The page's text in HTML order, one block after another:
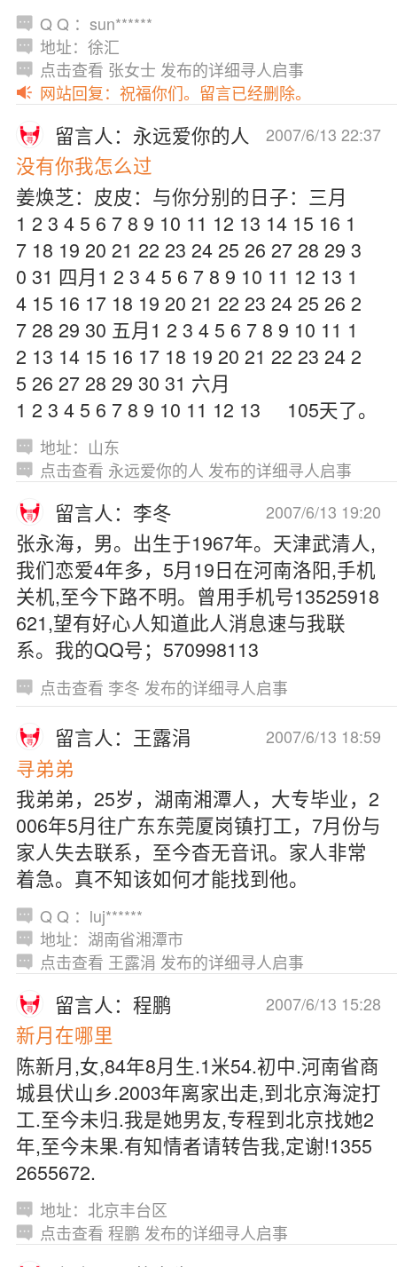
Q Q ：sun******
地址：徐汇
点击查看 张女士 发布的详细寻人启事
网站回复：祝福你们。留言已经删除。
2007/6/13 22:37
留言人：永远爱你的人
没有你我怎么过
姜焕芝：皮皮：与你分别的日子：三月
1 2 3 4 5 6 7 8 9 10 11 12 13 14 15 16 1
7 18 19 20 21 22 23 24 25 26 27 28 29 3
0 31 四月1 2 3 4 5 6 7 8 9 10 11 12 13 1
4 15 16 17 18 19 20 21 22 23 24 25 26 2
7 28 29 30 五月1 2 3 4 5 6 7 8 9 10 11 1
2 13 14 15 16 17 18 19 20 21 22 23 24 2
5 26 27 28 29 30 31 六月
1 2 3 4 5 6 7 8 9 10 11 12 13 105天了。
地址：山东
点击查看 永远爱你的人 发布的详细寻人启事
2007/6/13 19:20
留言人：李冬
张永海，男。出生于1967年。天津武清人,
我们恋爱4年多，5月19日在河南洛阳,手机
关机,至今下路不明。曾用手机号13525918
621,望有好心人知道此人消息速与我联
系。我的QQ号；570998113
点击查看 李冬 发布的详细寻人启事
2007/6/13 18:59
留言人：王露涓
寻弟弟
我弟弟，25岁，湖南湘潭人，大专毕业，2
006年5月往广东东莞厦岗镇打工，7月份与
家人失去联系，至今杳无音讯。家人非常
着急。真不知该如何才能找到他。
Q Q ：luj******
地址：湖南省湘潭市
点击查看 王露涓 发布的详细寻人启事
2007/6/13 15:28
留言人：程鹏
新月在哪里
陈新月,女,84年8月生.1米54.初中.河南省商
城县伏山乡.2003年离家出走,到北京海淀打
工.至今未归.我是她男友,专程到北京找她2
年,至今未果.有知情者请转告我,定谢!1355
2655672.
地址：北京丰台区
点击查看 程鹏 发布的详细寻人启事